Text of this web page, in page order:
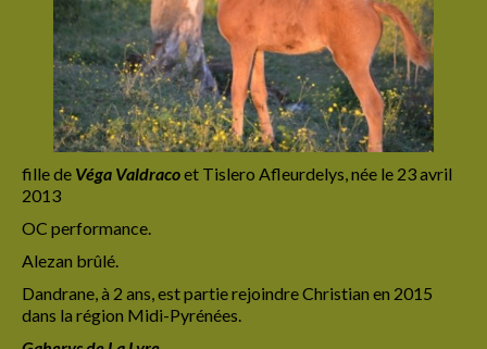
L’étalon
Ses origines
Modèle et allures
Son caractère
Ses aptitudes
Sa robe: le gene pearl
Véga Valdraco
fille de Véga Valdracoet Tislero Afleurdelys, née le 23 avril
2013
OC performance.
Alezan brûlé.
Dandrane, à 2 ans, est partie rejoindre Christian en 2015
dans la région Midi-Pyrénées.